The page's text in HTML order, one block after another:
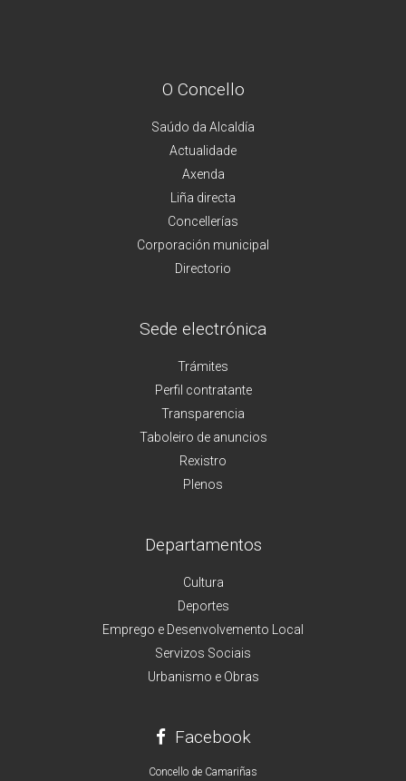
O Concello
Saúdo da Alcaldía
Actualidade
Axenda
Liña directa
Concellerías
Corporación municipal
Directorio
Sede electrónica
Trámites
Perfil contratante
Transparencia
Taboleiro de anuncios
Rexistro
Plenos
Departamentos
Cultura
Deportes
Emprego e Desenvolvemento Local
Servizos Sociais
Urbanismo e Obras
Facebook
Concello de Camariñas